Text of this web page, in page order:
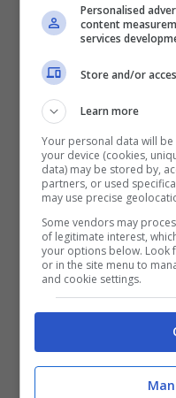
volte al contrasto
dell’immigrazione
regolarità dei
sul Territorio
Uno dei soggetti
extracomunitario
alcun documento
accompagnato
Questura per le
irregolare sul
Personalised
content
services
Store and/or
Learn more
Your personal data will
your device (cookies,
data) may be stored by,
partners, or used
may use precise
Some vendors may
of legitimate interest,
your options below. Look
or in the site menu to
and cookie settings.